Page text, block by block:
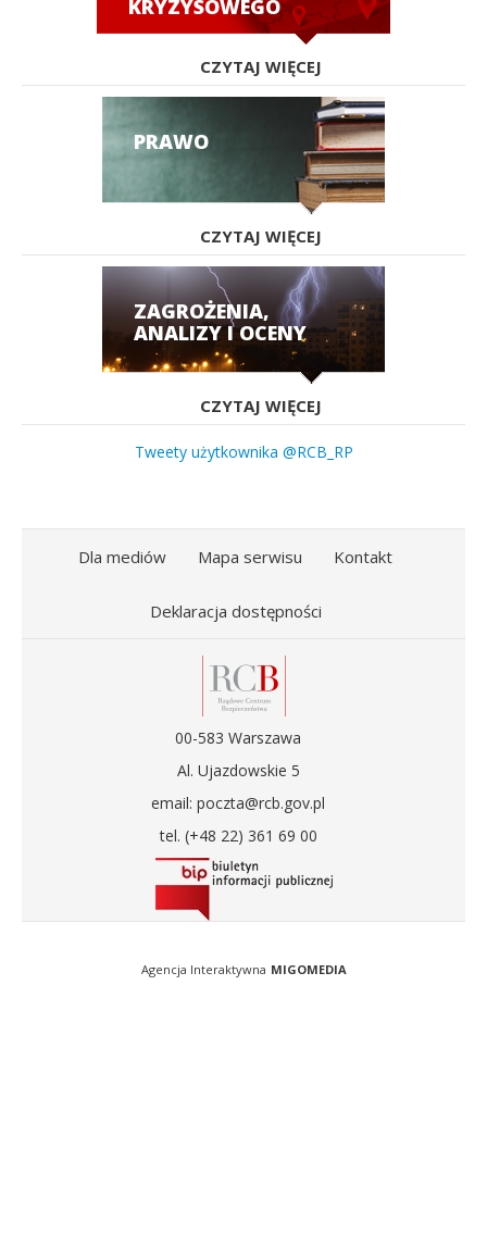
KRYZYSOWEGO
CZYTAJ WIĘCEJ
PRAWO
CZYTAJ WIĘCEJ
ZAGROŻENIA,
ANALIZY I OCENY
CZYTAJ WIĘCEJ
Tweety użytkownika @RCB_RP
Dla mediów Mapa serwisu Kontakt
Deklaracja dostępności
00-583 Warszawa
Al. Ujazdowskie 5
email: poczta@rcb.gov.pl
tel. (+48 22) 361 69 00
Agencja Interaktywna MIGOMEDIA